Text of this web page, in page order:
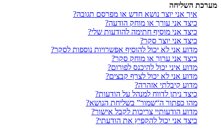
מערכת השליחה
איך אני יוצר נושא חדש או מפרסם תגובה?
כיצד אני עורך או מוחק הודעה?
כיצד אני מוסיף חתימה להודעות שלי?
כיצד אני יוצר סקר?
מדוע אני לא יכול להוסיף אפשרויות נוספות לסקר?
כיצד אני ערוך או מוחק סקר?
מדוע איני יכול להיכנס לפורום?
מדוע אני לא יכול לצרף קבצים?
מדוע קיבלתי אזהרה?
כיצד ניתן לדווח למנהל על הודעות?
מהו כפתור ה“שמור” בשליחת הנושא?
מדוע הודעותיי צריכות לקבל אישור?
כיצד אני יכול להקפיץ את הודעתי?